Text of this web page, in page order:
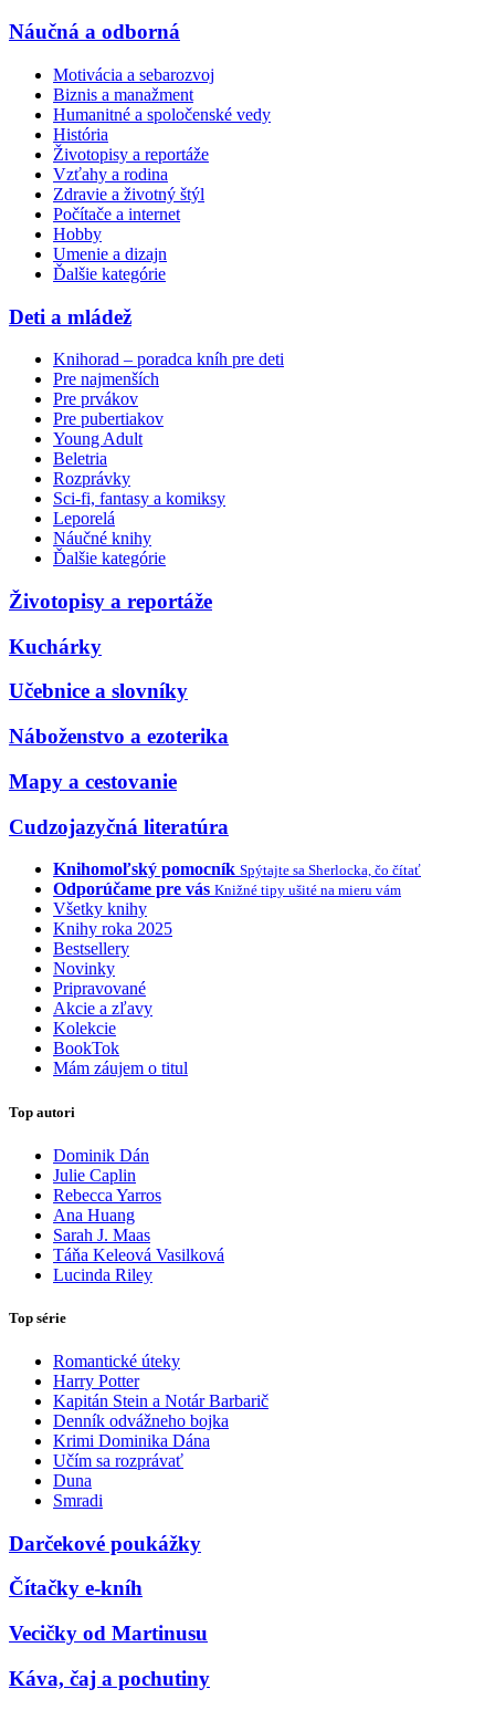
Náučná a odborná
Motivácia a sebarozvoj
Biznis a manažment
Humanitné a spoločenské vedy
História
Životopisy a reportáže
Vzťahy a rodina
Zdravie a životný štýl
Počítače a internet
Hobby
Umenie a dizajn
Ďalšie kategórie
Deti a mládež
Knihorad – poradca kníh pre deti
Pre najmenších
Pre prvákov
Pre pubertiakov
Young Adult
Beletria
Rozprávky
Sci-fi, fantasy a komiksy
Leporelá
Náučné knihy
Ďalšie kategórie
Životopisy a reportáže
Kuchárky
Učebnice a slovníky
Náboženstvo a ezoterika
Mapy a cestovanie
Cudzojazyčná literatúra
Knihomoľský pomocník Spýtajte sa Sherlocka, čo čítať
Odporúčame pre vás Knižné tipy ušité na mieru vám
Všetky knihy
Knihy roka 2025
Bestsellery
Novinky
Pripravované
Akcie a zľavy
Kolekcie
BookTok
Mám záujem o titul
Top autori
Dominik Dán
Julie Caplin
Rebecca Yarros
Ana Huang
Sarah J. Maas
Táňa Keleová Vasilková
Lucinda Riley
Top série
Romantické úteky
Harry Potter
Kapitán Stein a Notár Barbarič
Denník odvážneho bojka
Krimi Dominika Dána
Učím sa rozprávať
Duna
Smradi
Darčekové poukážky
Čítačky e-kníh
Vecičky od Martinusu
Káva, čaj a pochutiny